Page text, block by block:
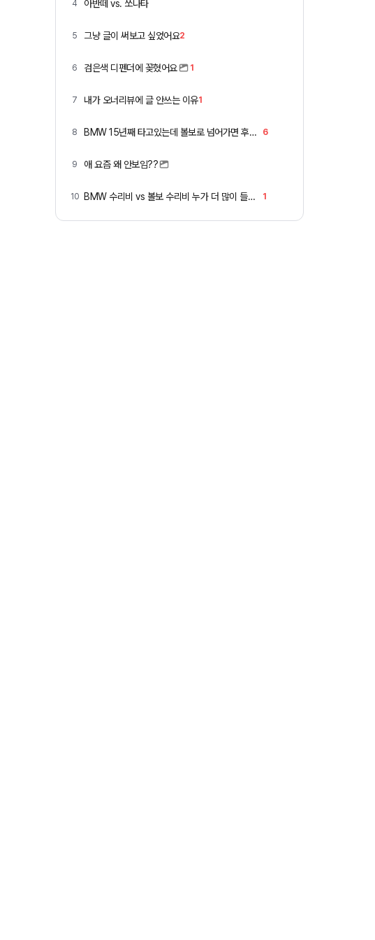
4 아반떼 vs. 쏘나타
5 그냥 글이 써보고 싶었어요2
6 검은색 디펜더에 꽂혔어요 1
7 내가 오너리뷰에 글 안쓰는 이유1
8 BMW 15년째 타고있는데 볼보로 넘어가면 후회할까요 ? 6
9 애 요즘 왜 안보임??
10 BMW 수리비 vs 볼보 수리비 누가 더 많이 들까요 ㅎ 1